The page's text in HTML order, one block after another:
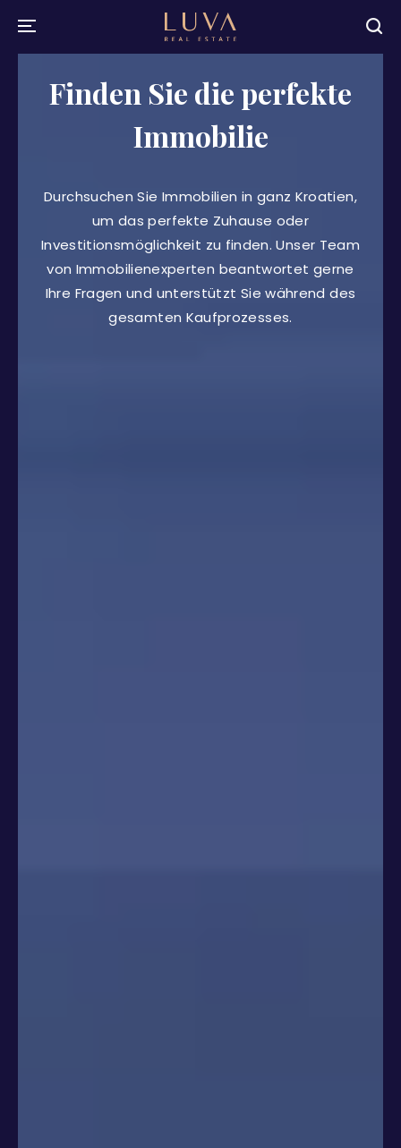
Finden Sie die perfekte
Immobilie
Durchsuchen Sie Immobilien in ganz Kroatien,
um das perfekte Zuhause oder
Investitionsmöglichkeit zu finden. Unser Team
von Immobilienexperten beantwortet gerne
Ihre Fragen und unterstützt Sie während des
gesamten Kaufprozesses.